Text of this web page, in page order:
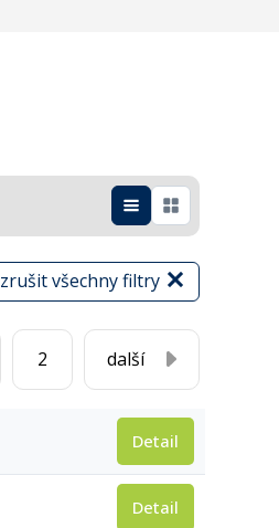
zrušit všechny filtry
2 další
Detail
Detail